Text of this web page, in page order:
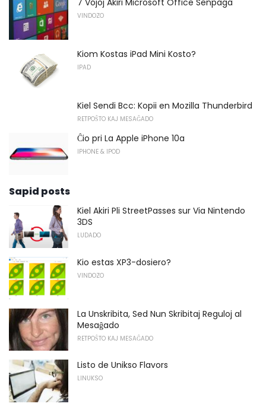
7 Vojoj Akiri Microsoft Office Senpaga
VINDOZO
Kiom Kostas iPad Mini Kosto?
IPAD
Kiel Sendi Bcc: Kopii en Mozilla Thunderbird
RETPOŜTO KAJ MESAĜADO
Ĉio pri La Apple iPhone 10a
IPHONE & IPOD
Sapid posts
Kiel Akiri Pli StreetPasses sur Via Nintendo
3DS
LUDADO
Kio estas XP3-dosiero?
VINDOZO
La Unskribita, Sed Nun Skribitaj Reguloj al
Mesaĝado
RETPOŜTO KAJ MESAĜADO
Listo de Unikso Flavors
LINUKSO